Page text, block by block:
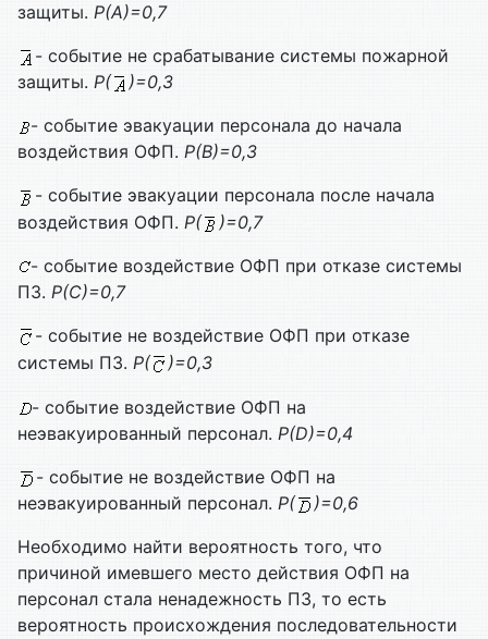
защиты. Р(А)=0,7
- событие не срабатывание системы пожарной
защиты. Р( )=0,3
- событие эвакуации персонала до начала
воздействия ОФП. Р(В)=0,3
- событие эвакуации персонала после начала
воздействия ОФП. Р( )=0,7
- событие воздействие ОФП при отказе системы
ПЗ. Р(С)=0,7
- событие не воздействие ОФП при отказе
системы ПЗ. Р( )=0,3
- событие воздействие ОФП на
неэвакуированный персонал. Р(D)=0,4
- событие не воздействие ОФП на
неэвакуированный персонал. Р( )=0,6
Необходимо найти вероятность того, что
причиной имевшего место действия ОФП на
персонал стала ненадежность ПЗ, то есть
вероятность происхождения последовательности